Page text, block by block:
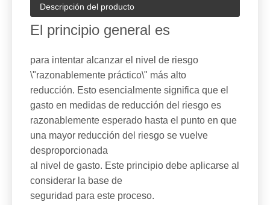
Descripción del producto
El principio general es
para intentar alcanzar el nivel de riesgo
\"razonablemente práctico\" más alto
reducción. Esto esencialmente significa que el
gasto en medidas de reducción del riesgo es
razonablemente esperado hasta el punto en que
una mayor reducción del riesgo se vuelve
desproporcionada
al nivel de gasto. Este principio debe aplicarse al
considerar la base de
seguridad para este proceso.